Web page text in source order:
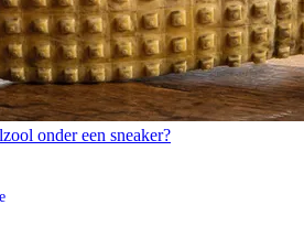
onder een sneaker?